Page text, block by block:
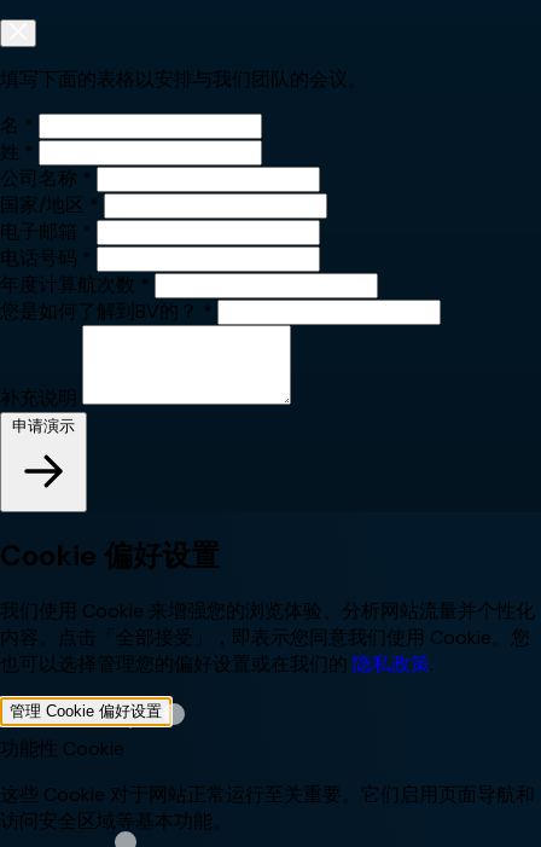
填写下面的表格以安排与我们团队的会议。
名 *
姓 *
公司名称 *
国家/地区 *
电子邮箱 *
电话号码 *
年度计算航次数 *
您是如何了解到BV的？ *
补充说明
申请演示
Cookie 偏好设置
我们使用 Cookie 来增强您的浏览体验、分析网站流量并个性化
内容。点击「全部接受」，即表示您同意我们使用 Cookie。您
也可以选择管理您的偏好设置或在我们的 隐私政策.
管理 Cookie 偏好设置
功能性 Cookie
这些 Cookie 对于网站正常运行至关重要。它们启用页面导航和
访问安全区域等基本功能。